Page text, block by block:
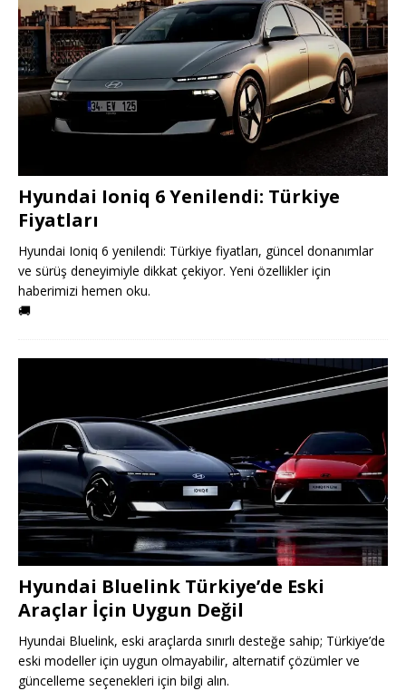
Hyundai Ioniq 6 Yenilendi: Türkiye
Fiyatları
Hyundai Ioniq 6 yenilendi: Türkiye fiyatları, güncel donanımlar
ve sürüş deneyimiyle dikkat çekiyor. Yeni özellikler için
haberimizi hemen oku.
🚚
Hyundai Bluelink Türkiye’de Eski
Araçlar İçin Uygun Değil
Hyundai Bluelink, eski araçlarda sınırlı desteğe sahip; Türkiye’de
eski modeller için uygun olmayabilir, alternatif çözümler ve
güncelleme seçenekleri için bilgi alın.